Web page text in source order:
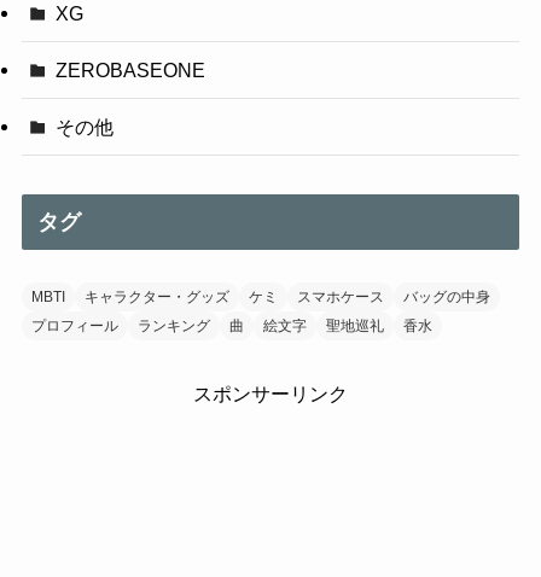
XG
ZEROBASEONE
その他
タグ
MBTI キャラクター・グッズ ケミ スマホケース
バッグの中身
プロフィール
ランキング 曲 絵文字 聖地巡礼 香水
スポンサーリンク